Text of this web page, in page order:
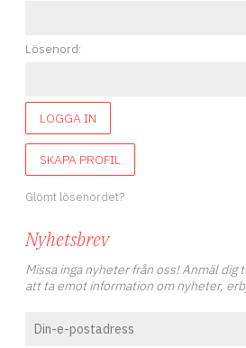
Lösenord:
LOGGA IN
SKAPA PROFIL
Glömt lösenordet?
Nyhetsbrev
Missa inga nyheter från oss! Anmäl
att ta emot information om nyheter,